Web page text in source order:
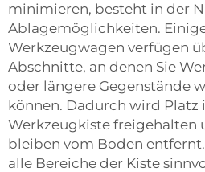
minimieren, besteht in der
Ablagemöglichkeiten.
Werkzeugwagen verfügen
Abschnitte, an denen Sie
oder längere Gegenstände
können. Dadurch wird Platz
Werkzeugkiste freigehalten
bleiben vom Boden
alle Bereiche der Kiste